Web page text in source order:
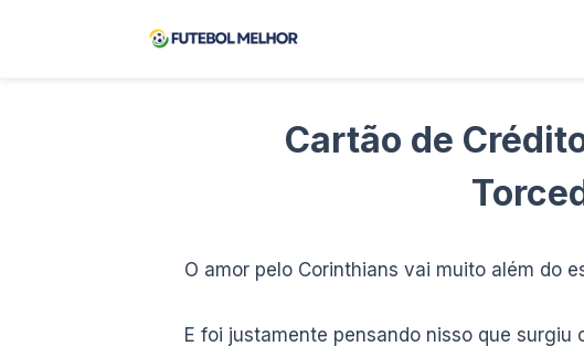
Cartão de
O amor pelo Corinthians vai muito além do
E foi justamente pensando nisso que